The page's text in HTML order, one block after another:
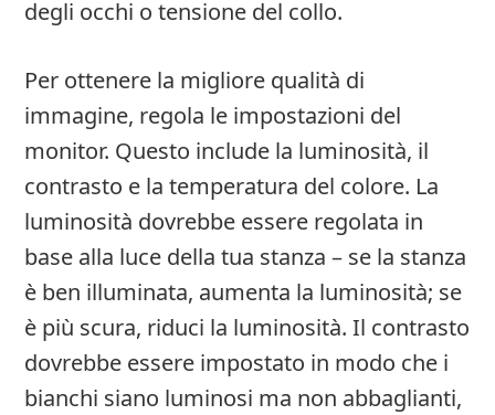
degli occhi o tensione del collo.
Per ottenere la migliore qualità di
immagine, regola le impostazioni del
monitor. Questo include la luminosità, il
contrasto e la temperatura del colore. La
luminosità dovrebbe essere regolata in
base alla luce della tua stanza – se la stanza
è ben illuminata, aumenta la luminosità; se
è più scura, riduci la luminosità. Il contrasto
dovrebbe essere impostato in modo che i
bianchi siano luminosi ma non abbaglianti,